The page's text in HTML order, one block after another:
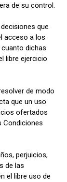
de su control.
que
acceso a los
dichas
libre ejercicio
de modo
que un uso
ofertados
Condiciones
perjuicios,
de las
el libre uso de